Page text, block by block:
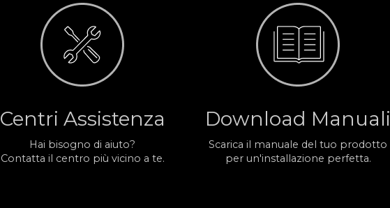
Centri Assistenza
Hai bisogno di aiuto?
Contatta il centro più vicino a te.
Download Manuali
Scarica il manuale del tuo prodotto
per un'installazione perfetta.